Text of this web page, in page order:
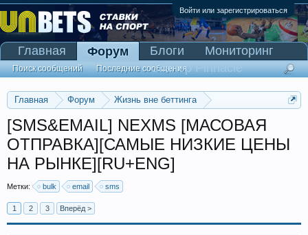
Войти или зарегистрироваться
Главная Форум
Жизнь вне беттинга
[SMS&EMAIL] NEXMS [МАСОВАЯ
ОТПРАВКА][САМЫЕ НИЗКИЕ ЦЕНЫ
НА РЫНКЕ][RU+ENG]
Метки: bulk email sms
1 2 3 Вперёд >
Главная Форум
Поиск сообщений Последние сообщения
Блоги
Мониторинг
Сканер Pinnacle